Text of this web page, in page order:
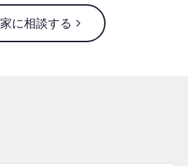
に相談する